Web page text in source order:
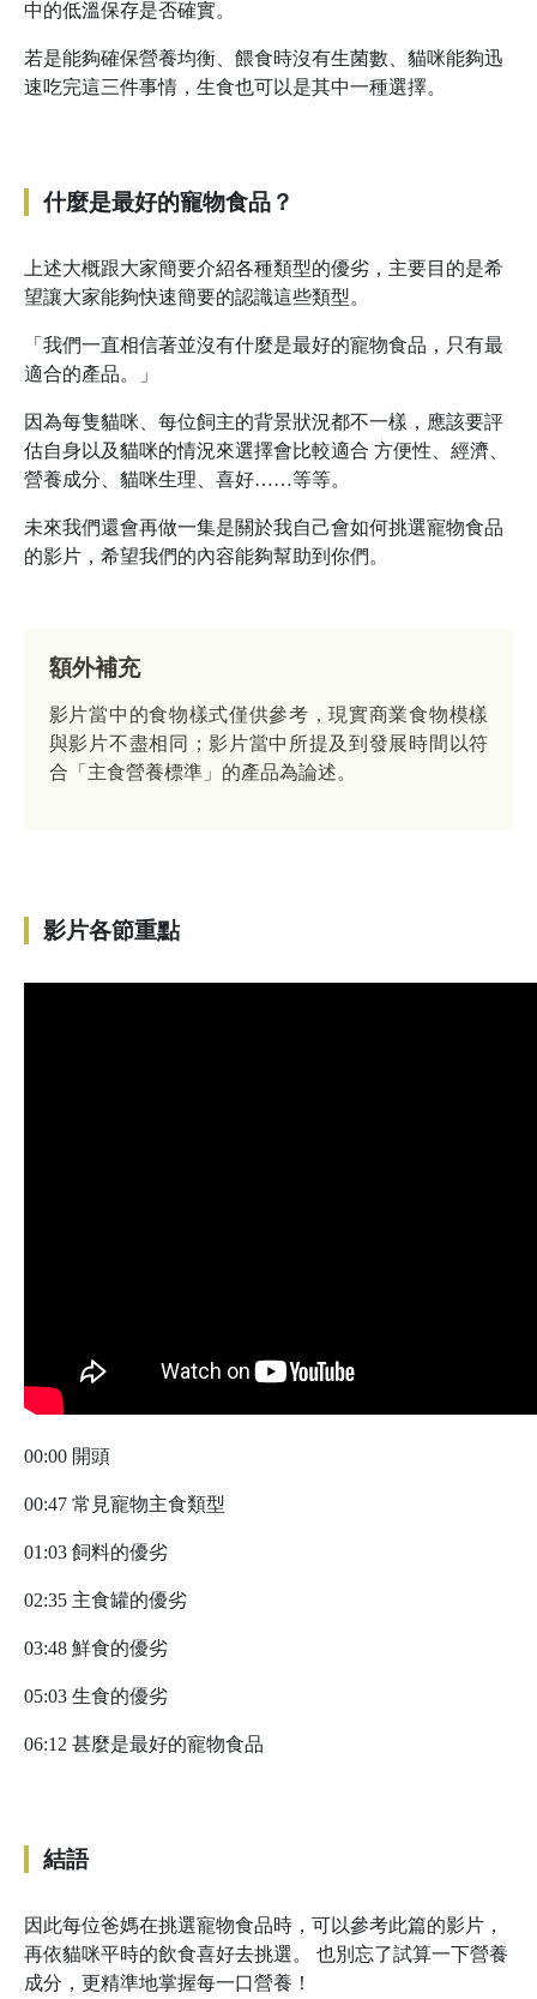
中的低溫保存是否確實。
若是能夠確保營養均衡、餵食時沒有生菌數、貓咪能夠迅
速吃完這三件事情，生食也可以是其中一種選擇。
什麼是最好的寵物食品？
上述大概跟大家簡要介紹各種類型的優劣，主要目的是希
望讓大家能夠快速簡要的認識這些類型。
「我們一直相信著並沒有什麼是最好的寵物食品，只有最
適合的產品。」
因為每隻貓咪、每位飼主的背景狀況都不一樣，應該要評
估自身以及貓咪的情況來選擇會比較適合 方便性、經濟、
營養成分、貓咪生理、喜好……等等。
未來我們還會再做一集是關於我自己會如何挑選寵物食品
的影片，希望我們的內容能夠幫助到你們。
額外補充
影片當中的食物樣式僅供參考，現實商業食物模樣
與影片不盡相同；影片當中所提及到發展時間以符
合「主食營養標準」的產品為論述。
影片各節重點
00:00 開頭
00:47 常見寵物主食類型
01:03 飼料的優劣
02:35 主食罐的優劣
03:48 鮮食的優劣
05:03 生食的優劣
06:12 甚麼是最好的寵物食品
結語
因此每位爸媽在挑選寵物食品時，可以參考此篇的影片，
再依貓咪平時的飲食喜好去挑選。 也別忘了試算一下營養
成分，更精準地掌握每一口營養！